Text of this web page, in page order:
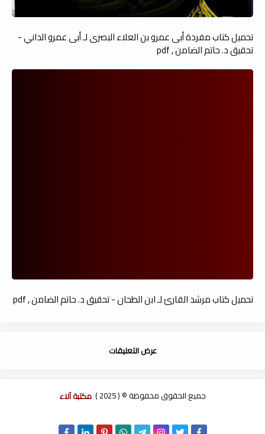
تحميل كتاب مفردة أبى عمرو بن العلاء البصرى لـ أبى عمرو الداني -
تحقيق د. حاتم الضامن , pdf
تحميل كتاب مرشد القارئ لـ ابن الطحان - تحقيق د. حاتم الضامن , pdf
عرض التعليقات
جميع الحقوق محفوظة © ( 2025 ) مكتبة آلاء